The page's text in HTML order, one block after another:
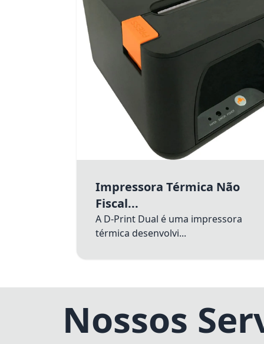
Impressora Térmica Não
Fiscal...
A D-Print Dual é uma impressora
térmica desenvolvi...
Nossos